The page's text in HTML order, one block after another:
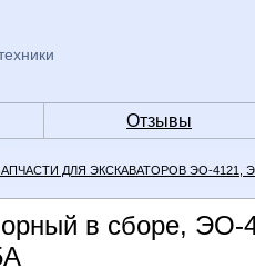
Отзывы
ДЛЯ ЭКСКАВАТОРОВ ЭО-4121,
в сборе,